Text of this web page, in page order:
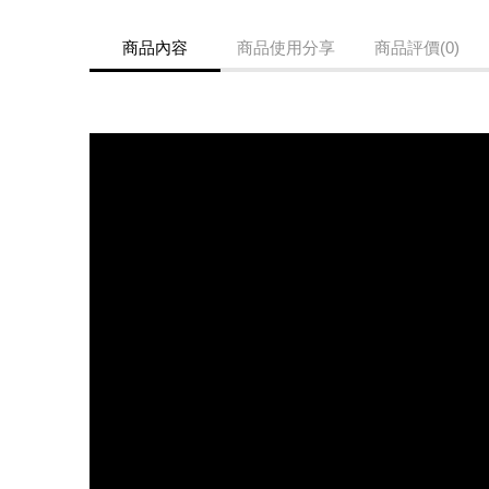
商品內容 商品使用分享 商品評價(0)